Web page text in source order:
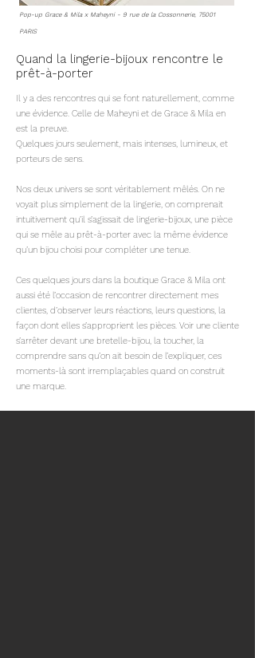
Pop-up Grace & Mila x Maheyni - 9 rue de la Cossonnerie, 75001
PARIS
Quand la lingerie-bijoux rencontre le
prêt-à-porter
Il y a des rencontres qui se font naturellement, comme
une évidence. Celle de Maheyni et de Grace & Mila en
est la preuve.
Quelques jours seulement, mais intenses, lumineux, et
porteurs de sens.
Nos deux univers se sont véritablement mêlés. On ne
voyait plus simplement de la lingerie, on comprenait
intuitivement qu’il s’agissait de lingerie-bijoux, une pièce
qui se mêle au prêt-à-porter avec la même évidence
qu’un bijou choisi pour compléter une tenue.
Ces quelques jours dans la boutique Grace & Mila ont
aussi été l’occasion de rencontrer directement mes
clientes, d’observer leurs réactions, leurs questions, la
façon dont elles s’approprient les pièces. Voir une cliente
s’arrêter devant une bretelle-bijou, la toucher, la
comprendre sans qu’on ait besoin de l’expliquer, ces
moments-là sont irremplaçables quand on construit
une marque.